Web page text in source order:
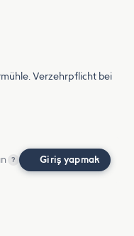
Verzehrpflicht bei
? Giriş yapmak